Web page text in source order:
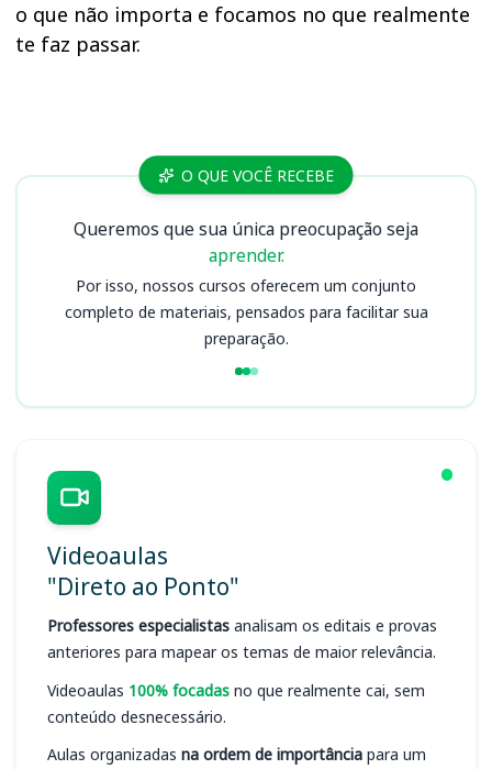
o que não importa e focamos no que realmente
te faz passar.
Cursos O QUE VOCÊ RECEBE
Queremos que sua única preocupação seja
aprender.
Por isso, nossos cursos oferecem um conjunto
completo de materiais, pensados para facilitar sua
preparação.
Videoaulas
"Direto ao Ponto"
Professores especialistas analisam os editais e provas
anteriores para mapear os temas de maior relevância.
Videoaulas 100% focadas no que realmente cai, sem
conteúdo desnecessário.
Aulas organizadas na ordem de importância para um